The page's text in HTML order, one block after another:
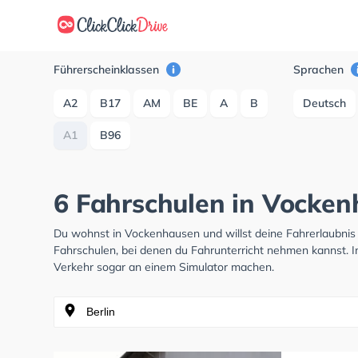
Führerscheinklassen
A2 B17 AM BE A B
A1 B96
Sprachen
Deutsch
6 Fahrschulen in
Du wohnst in Vockenhausen und willst deine
Fahrschulen, bei denen du Fahrunterricht nehmen
Verkehr sogar an einem Simulator machen.